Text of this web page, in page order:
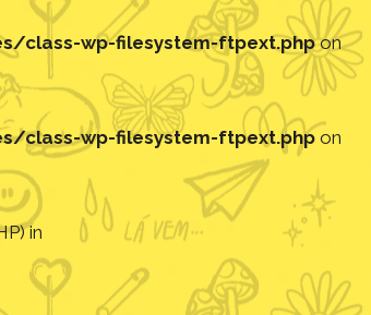
class-wp-filesystem-ftpext.phpon
class-wp-filesystem-ftpext.phpon
in